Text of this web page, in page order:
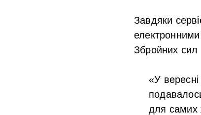
Завдяки
Збройних сил
«У
для самих